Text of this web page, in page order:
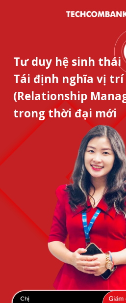
Tư duy hệ sinh thái
Tái định nghĩa vị trí
(Relationship
trong thời đại mới